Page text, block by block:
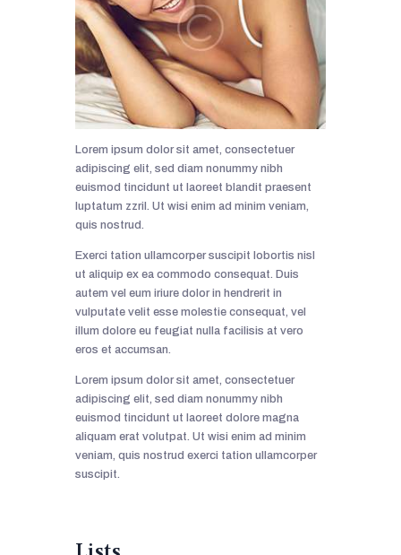
Lorem ipsum dolor sit amet, consectetuer
adipiscing elit, sed diam nonummy nibh
euismod tincidunt ut laoreet blandit praesent
luptatum zzril. Ut wisi enim ad minim veniam,
quis nostrud.
Exerci tation ullamcorper suscipit lobortis nisl
ut aliquip ex ea commodo consequat. Duis
autem vel eum iriure dolor in hendrerit in
vulputate velit esse molestie consequat, vel
illum dolore eu feugiat nulla facilisis at vero
eros et accumsan.
Lorem ipsum dolor sit amet, consectetuer
adipiscing elit, sed diam nonummy nibh
euismod tincidunt ut laoreet dolore magna
aliquam erat volutpat. Ut wisi enim ad minim
veniam, quis nostrud exerci tation ullamcorper
suscipit.